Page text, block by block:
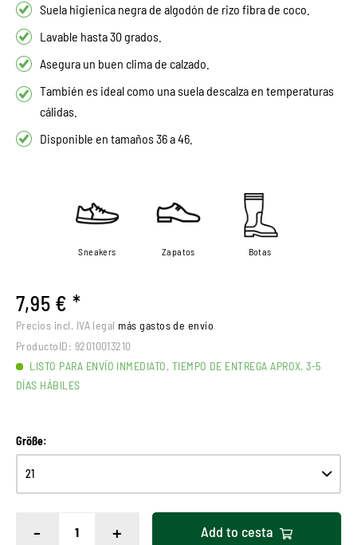
Suela higienica negra de algodón de rizo fibra de coco.
Lavable hasta 30 grados.
Asegura un buen clima de calzado.
También es ideal como una suela descalza en temperaturas
cálidas.
Disponible en tamaños 36 a 46.
Sneakers Zapatos Botas
7,95 € *
Precios incl. IVA legal más gastos de envío
ProductoID: 92010013210
LISTO PARA ENVÍO INMEDIATO, TIEMPO DE ENTREGA APROX. 3-5
DÍAS HÁBILES
Größe:
- + Add to cesta